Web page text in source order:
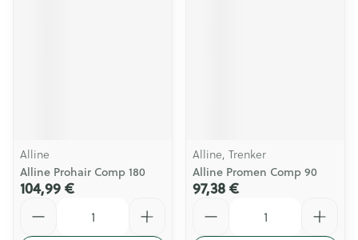
Alline
Alline Prohair Comp 180
104,99 €
Alline, Trenker
Alline Promen Comp 90
97,38 €